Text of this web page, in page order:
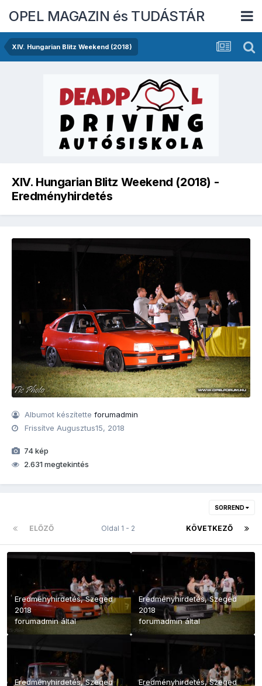
OPEL MAGAZIN és TUDÁSTÁR
XIV. Hungarian Blitz Weekend (2018)
XIV. Hungarian Blitz Weekend (2018) -
Eredményhirdetés
Albumot készítetteforumadmin
Frissítve Augusztus15, 2018
74 kép
2.631 megtekintés
SORREND
ELŐZŐ KÖVETKEZŐ
Oldal 1 - 2
Eredményhirdetés, Szeged
2018
forumadmináltal
Eredményhirdetés, Szeged
2018
forumadmináltal
Eredményhirdetés, Szeged
Eredményhirdetés, Szeged